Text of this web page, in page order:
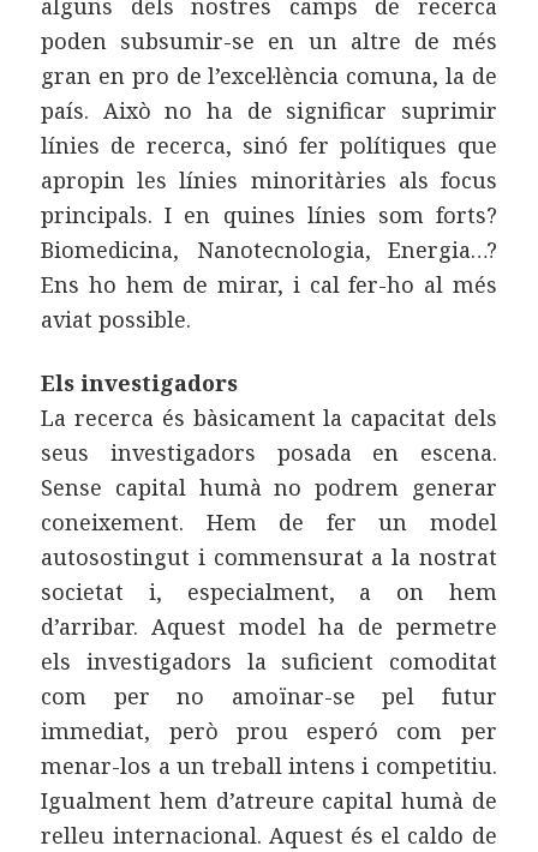
alguns dels nostres camps de recerca
poden subsumir-se en un altre de més
gran en pro de l’excel·lència comuna, la de
país. Això no ha de significar suprimir
línies de recerca, sinó fer polítiques que
apropin les línies minoritàries als focus
principals. I en quines línies som forts?
Biomedicina, Nanotecnologia, Energia…?
Ens ho hem de mirar, i cal fer-ho al més
aviat possible.
Els investigadors
La recerca és bàsicament la capacitat dels
seus investigadors posada en escena.
Sense capital humà no podrem generar
coneixement. Hem de fer un model
autosostingut i commensurat a la nostrat
societat i, especialment, a on hem
d’arribar. Aquest model ha de permetre
els investigadors la suficient comoditat
com per no amoïnar-se pel futur
immediat, però prou esperó com per
menar-los a un treball intens i competitiu.
Igualment hem d’atreure capital humà de
relleu internacional. Aquest és el caldo de